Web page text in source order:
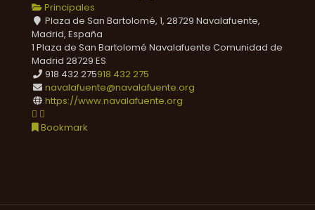
Principales
Plaza de San Bartolomé, 1, 28729 Navalafuente,
Madrid, España
1 Plaza de San Bartolomé Navalafuente Comunidad de
Madrid 28729 ES
918 432 275918 432 275
navalafuente@navalafuente.org
https://www.navalafuente.org
Bookmark